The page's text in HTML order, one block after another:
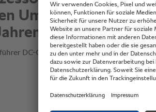
Umsatz in den
verdoppelt.“
DC-Catering.